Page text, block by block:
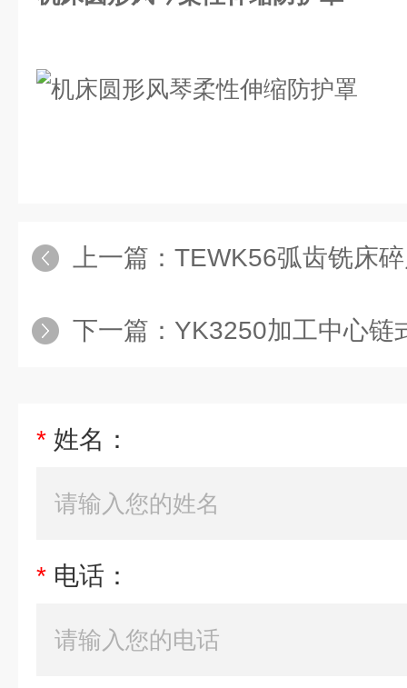
上一篇： TEWK56弧齿铣床
下一篇： YK3250加工中心链
* 姓名：
* 电话：